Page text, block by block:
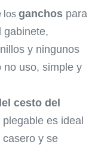
los ganchos para
gabinete,
y ningunos
no uso, simple y
cesto del
es ideal
y se